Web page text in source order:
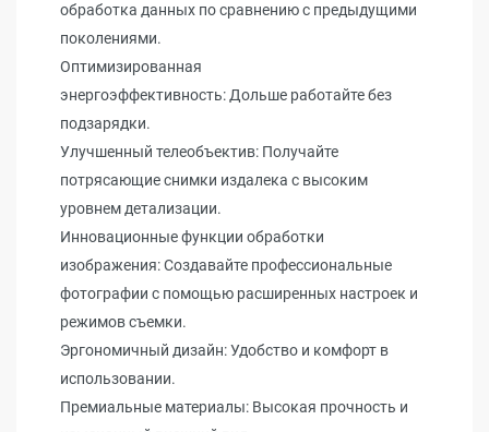
обработка данных по сравнению с предыдущими
поколениями.
Оптимизированная
энергоэффективность: Дольше работайте без
подзарядки.
Улучшенный телеобъектив: Получайте
потрясающие снимки издалека с высоким
уровнем детализации.
Инновационные функции обработки
изображения: Создавайте профессиональные
фотографии с помощью расширенных настроек и
режимов съемки.
Эргономичный дизайн: Удобство и комфорт в
использовании.
Премиальные материалы: Высокая прочность и